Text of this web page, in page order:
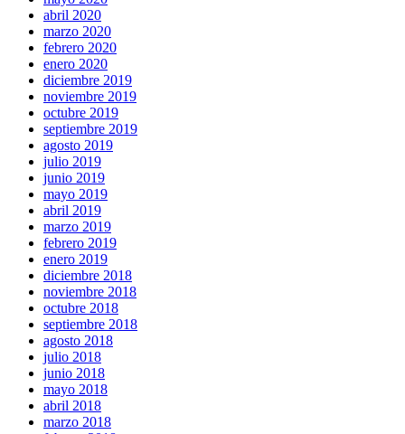
abril 2020
marzo 2020
febrero 2020
enero 2020
diciembre 2019
noviembre 2019
octubre 2019
septiembre 2019
agosto 2019
julio 2019
junio 2019
mayo 2019
abril 2019
marzo 2019
febrero 2019
enero 2019
diciembre 2018
noviembre 2018
octubre 2018
septiembre 2018
agosto 2018
julio 2018
junio 2018
mayo 2018
abril 2018
marzo 2018